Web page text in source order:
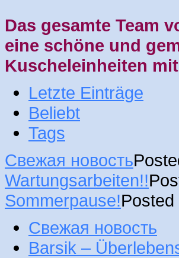
Das gesamte Team
eine schöne und
Kuscheleinheiten
Letzte Einträge
Beliebt
Tags
Свежая новость
Wartungsarbeiten!!
Sommerpause!
Свежая новость
Barsik –